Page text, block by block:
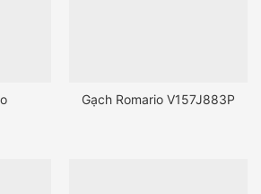
Gạch Romario V157J883P